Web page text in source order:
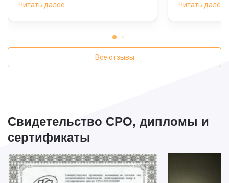
смонтировать жб колонны надо
возможности не было. Мастера этой
Читать далее
организация
Заключили
магазина.
Читать далее
Все отзывы
Свидетельство СРО, дипломы и
сертификаты